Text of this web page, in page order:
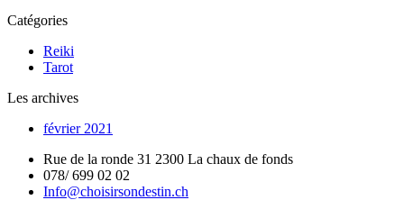
Catégories
Reiki
Tarot
Les archives
février 2021
Rue de la ronde 31 2300 La chaux de fonds
078/ 699 02 02
Info@choisirsondestin.ch